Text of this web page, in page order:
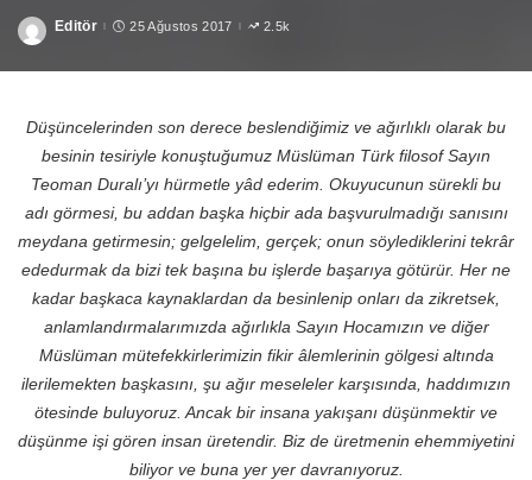
Posted
Editör 25 Ağustos 2017 2.5k
Düşüncelerinden son derece beslendiğimiz ve ağırlıklı olarak bu
besinin tesiriyle konuştuğumuz Müslüman Türk filosof Sayın
Teoman Duralı’yı hürmetle yâd ederim. Okuyucunun sürekli bu
adı görmesi, bu addan başka hiçbir ada başvurulmadığı sanısını
meydana getirmesin; gelgelelim, gerçek; onun söylediklerini tekrâr
ededurmak da bizi tek başına bu işlerde başarıya götürür. Her ne
kadar başkaca kaynaklardan da besinlenip onları da zikretsek,
anlamlandırmalarımızda ağırlıkla Sayın Hocamızın ve diğer
Müslüman mütefekkirlerimizin fikir âlemlerinin gölgesi altında
ilerilemekten başkasını, şu ağır meseleler karşısında, haddımızın
ötesinde buluyoruz. Ancak bir insana yakışanı düşünmektir ve
düşünme işi gören insan üretendir. Biz de üretmenin ehemmiyetini
biliyor ve buna yer yer davranıyoruz.